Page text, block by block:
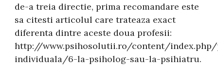
de-a treia directie, prima recomandare este
sa citesti articolul care trateaza exact
diferenta dintre aceste doua profesii:
http://www.psihosolutii.ro/content/
individuala/6-la-psiholog-sau-la-psihiatru.